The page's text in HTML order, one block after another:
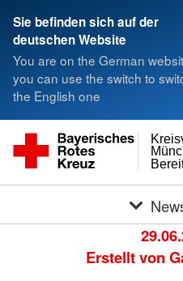
Sie befinden sich auf der
deutschen Website
You are on the German
you can use the switch to
the English one
Erstellt von